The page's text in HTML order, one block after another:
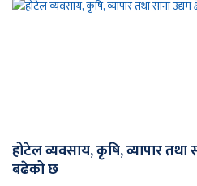
होटेल व्यवसाय, कृषि, व्यापार तथा
बढेको छ